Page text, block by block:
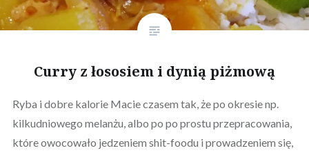
Curry z łososiem i dynią piżmową
Ryba i dobre kalorie Macie czasem tak, że po okresie np.
kilkudniowego melanżu, albo po po prostu przepracowania,
które owocowało jedzeniem shit-foodu i prowadzeniem się,